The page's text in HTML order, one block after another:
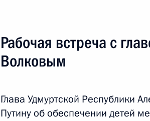
оборонным предприятиям
27 июня 2017 года, 18:40
Рабочая встреча с
Волковым
Глава Удмуртской Республики
Путину об обеспечении детей